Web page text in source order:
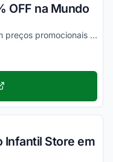
OFF na Mundo
Compre peças da nova coleção com preços promocionais Mundo Infantil Store.
Infantil Store em